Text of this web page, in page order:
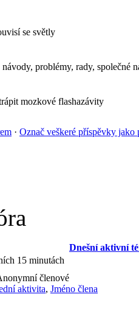
se světly
problémy, rady, společné
mozkové flashazávity
· Označ veškeré příspěvky jako
Dnešní aktivní
15 minutách
členové
aktivita, Jméno člena